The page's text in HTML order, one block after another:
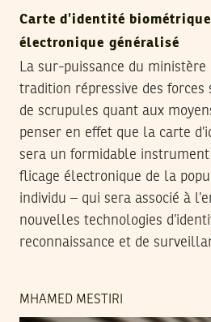
Carte d’identité
électronique généralisé
La sur-puissance du ministère
tradition répressive des forces
de scrupules quant aux
penser en effet que la carte
sera un formidable instrument
flicage électronique de la
individu – qui sera associé à
nouvelles technologies
reconnaissance et de
MHAMED MESTIRI